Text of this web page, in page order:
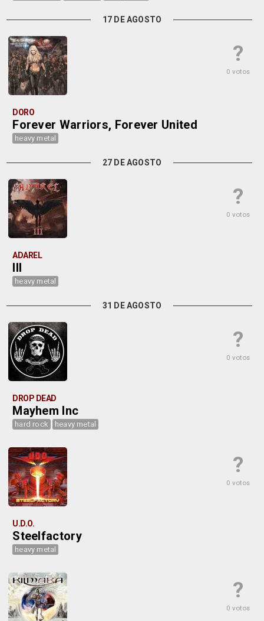
17 DE AGOSTO
?
0 votos
DORO
Forever Warriors, Forever United
heavy metal
27 DE AGOSTO
?
0 votos
ADAREL
III
heavy metal
31 DE AGOSTO
?
0 votos
DROP DEAD
Mayhem Inc
hard rock heavy metal
?
0 votos
U.D.O.
Steelfactory
heavy metal
?
0 votos